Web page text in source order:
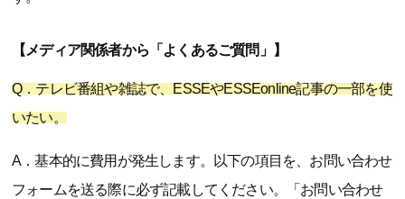
【メディア関係者から「よくあるご質問」】
Q．テレビ番組や雑誌で、ESSEやESSEonline記事の一部を使
いたい。
A．基本的に費用が発生します。以下の項目を、お問い合わせ
フォームを送る際に必ず記載してください。「お問い合わせ